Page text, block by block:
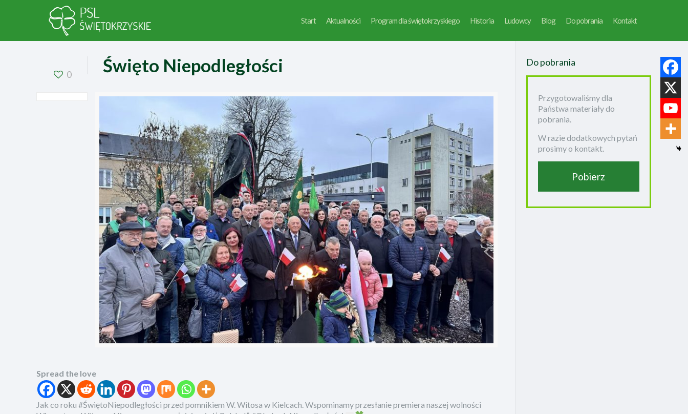
Start Aktualności Program dla świętokrzyskiego Historia Ludowcy Blog Do pobrania Kontakt
0 Święto Niepodległości
Spread the love
Jak co roku #ŚwiętoNiepodległości przed pomnikiem W. Witosa w Kielcach. Wspominamy przesłanie premiera naszej wolności
Do pobrania
Przygotowaliśmy dla
Państwa materiały do
pobrania.
W razie dodatkowych pytań
prosimy o kontakt.
Pobierz